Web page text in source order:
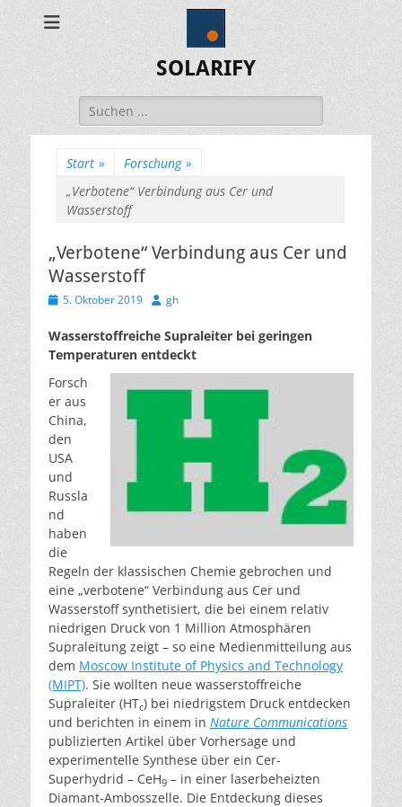
SOLARIFY
Suchen
nach:
Start » Forschung »
„Verbotene“ Verbindung aus Cer und
Wasserstoff
„Verbotene“ Verbindung aus Cer und
Wasserstoff
Veröffentlicht
5. Oktober 2019 Autor
gh
Wasserstoffreiche Supraleiter bei geringen
Temperaturen entdeckt
Forsch
er aus
China,
den
USA
und
Russla
nd
haben
die
Regeln der klassischen Chemie gebrochen und
eine „verbotene“ Verbindung aus Cer und
Wasserstoff synthetisiert, die bei einem relativ
niedrigen Druck von 1 Million Atmosphären
Supraleitung zeigt – so eine Medienmitteilung aus
dem Moscow Institute of Physics and Technology
(MIPT). Sie wollten neue wasserstoffreiche
Supraleiter (HTc) bei niedrigstem Druck entdecken
und berichten in einem in Nature Communications
publizierten Artikel über Vorhersage und
experimentelle Synthese über ein Cer-
Superhydrid – CeH9 – in einer laserbeheizten
Diamant-Ambosszelle. Die Entdeckung dieses